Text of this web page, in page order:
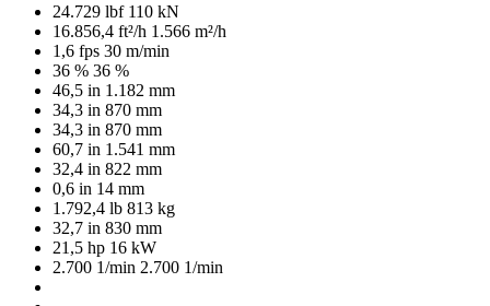
24.729 lbf 110 kN
16.856,4 ft²/h 1.566 m²/h
1,6 fps 30 m/min
36 % 36 %
46,5 in 1.182 mm
34,3 in 870 mm
34,3 in 870 mm
60,7 in 1.541 mm
32,4 in 822 mm
0,6 in 14 mm
1.792,4 lb 813 kg
32,7 in 830 mm
21,5 hp 16 kW
2.700 1/min 2.700 1/min